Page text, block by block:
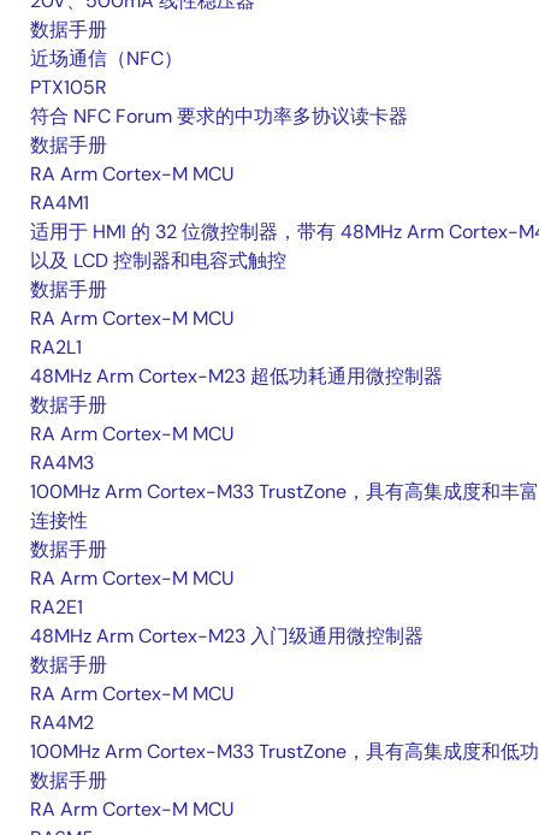
数据手册
近场通信（NFC）
PTX105R
符合 NFC Forum 要求的中功率多协议读卡器
数据手册
RA Arm Cortex-M MCU
RA4M1
适用于 HMI 的 32 位微控制器，带有 48MHz Arm Cortex-
以及 LCD 控制器和电容式触控
数据手册
RA Arm Cortex-M MCU
RA2L1
48MHz Arm Cortex-M23 超低功耗通用微控制器
数据手册
RA Arm Cortex-M MCU
RA4M3
100MHz Arm Cortex-M33 TrustZone，具有高集成度和丰
连接性
数据手册
RA Arm Cortex-M MCU
RA2E1
48MHz Arm Cortex-M23 入门级通用微控制器
数据手册
RA Arm Cortex-M MCU
RA4M2
100MHz Arm Cortex-M33 TrustZone，具有高集成度和低
数据手册
RA Arm Cortex-M MCU